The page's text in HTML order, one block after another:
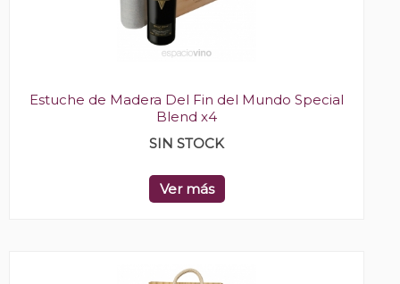
Estuche de Madera Del Fin del Mundo Special
Blend x4
SIN STOCK
Ver más